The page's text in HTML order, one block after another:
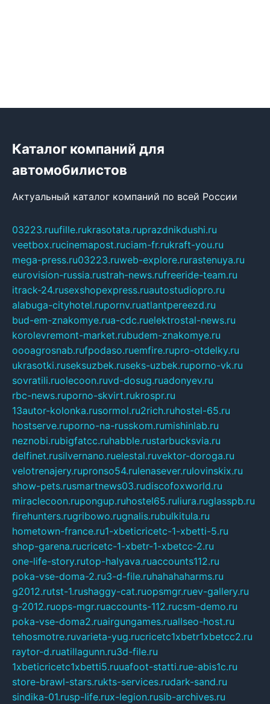
Каталог компаний для
автомобилистов
Актуальный каталог компаний по всей России
03223.ruufille.rukrasotata.ruprazdnikdushi.ru
veetbox.rucinemapost.ruciam-fr.rukraft-you.ru
mega-press.ru03223.ruweb-explore.rurastenuya.ru
eurovision-russia.rustrah-news.rufreeride-team.ru
itrack-24.rusexshopexpress.ruautostudiopro.ru
alabuga-cityhotel.rupornv.ruatlantpereezd.ru
bud-em-znakomye.rua-cdc.ruelektrostal-news.ru
korolevremont-market.rubudem-znakomye.ru
oooagrosnab.rufpodaso.ruemfire.rupro-otdelky.ru
ukrasotki.ruseksuzbek.ruseks-uzbek.ruporno-vk.ru
sovratili.ruolecoon.ruvd-dosug.ruadonyev.ru
rbc-news.ruporno-skvirt.rukrospr.ru
13autor-kolonka.rusormol.ru2rich.ruhostel-65.ru
hostserve.ruporno-na-russkom.rumishinlab.ru
neznobi.rubigfatcc.ruhabble.rustarbucksvia.ru
delfinet.rusilvernano.ruelestal.ruvektor-doroga.ru
velotrenajery.rupronso54.rulenasever.rulovinskix.ru
show-pets.rusmartnews03.rudiscofoxworld.ru
miraclecoon.rupongup.ruhostel65.ruliura.ruglasspb.ru
firehunters.rugribowo.rugnalis.rubulkitula.ru
hometown-france.ru1-xbeticricetc-1-xbetti-5.ru
shop-garena.rucricetc-1-xbetr-1-xbetcc-2.ru
one-life-story.rutop-halyava.ruaccounts112.ru
poka-vse-doma-2.ru3-d-file.ruhahahaharms.ru
g2012.rutst-1.rushaggy-cat.ruopsmgr.ruev-gallery.ru
g-2012.ruops-mgr.ruaccounts-112.rucsm-demo.ru
poka-vse-doma2.ruairgungames.ruallseo-host.ru
tehosmotre.ruvarieta-yug.rucricetc1xbetr1xbetcc2.ru
raytor-d.ruatillagunn.ru3d-file.ru
1xbeticricetc1xbetti5.ruuafoot-statti.rue-abis1c.ru
store-brawl-stars.rukts-services.rudark-sand.ru
sindika-01.rusp-life.rux-legion.rusib-archives.ru